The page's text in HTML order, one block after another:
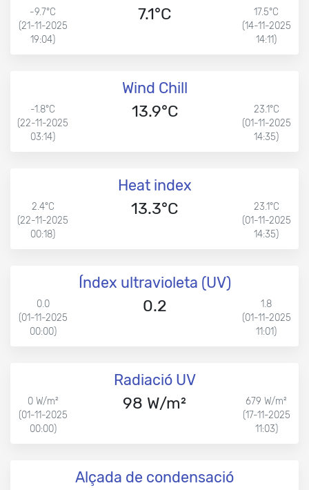
-9.7°C
(21-11-2025
19:04)
7.1°C
17.5°C
(14-11-2025
14:11)
Wind Chill
-1.8°C
(22-11-2025
03:14)
13.9°C
23.1°C
(01-11-2025
14:35)
Heat index
2.4°C
(22-11-2025
00:18)
13.3°C
23.1°C
(01-11-2025
14:35)
Índex ultravioleta (UV)
0.0
(01-11-2025
00:00)
0.2
1.8
(01-11-2025
11:01)
Radiació UV
0 W/m²
(01-11-2025
00:00)
98 W/m²
679 W/m²
(17-11-2025
11:03)
Alçada de condensació